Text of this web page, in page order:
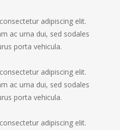
adipiscing elit.
ac urna dui, sed sodales
porta vehicula.
adipiscing elit.
ac urna dui, sed sodales
porta vehicula.
adipiscing elit.